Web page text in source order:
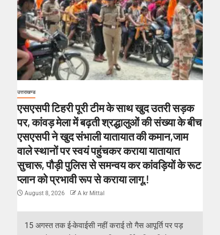
उत्तराखण्ड
एसएसपी टिहरी पूरी टीम के साथ खुद उतरी सड़क
पर, कांवड़ मेला में बढ़ती श्रद्धालुओं की संख्या के बीच
एसएसपी ने खुद संभाली यातायात की कमान,जाम
वाले स्थानों पर स्वयं पहुंचकर कराया यातायात
सुचारू, पौड़ी पुलिस से समन्वय कर कांवड़ियों के रूट
प्लान को प्रभावी रूप से कराया लागू.!
August 8, 2026 A kr Mittal
15 अगस्त तक ई-केवाईसी नहीं कराई तो गैस आपूर्ति पर पड़